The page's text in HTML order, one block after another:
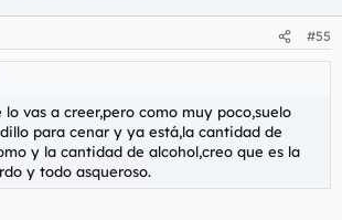
#55
lo vas a creer,pero como muy poco,suelo
para cenar y ya está,la cantidad de
y la cantidad de alcohol,creo que es la
y todo asqueroso.